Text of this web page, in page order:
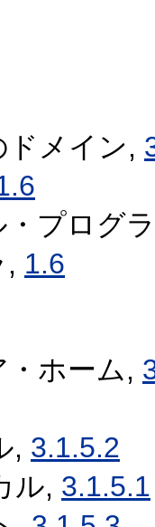
メイン,
・プログ
1.6
・ホーム,
, 3.1.5.2
ル, 3.1.5.1